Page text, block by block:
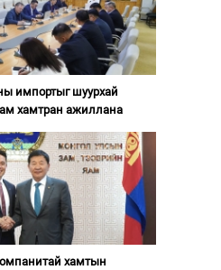
импортыг шуурхай
хамтран ажиллана
хамтын